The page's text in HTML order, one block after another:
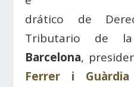
drático de
Tributario de
Barcelona,
Ferrer i Guàrdia